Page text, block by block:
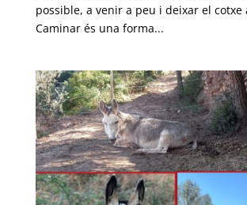
possible, a venir a peu i deixar el cotxe
Caminar és una forma...